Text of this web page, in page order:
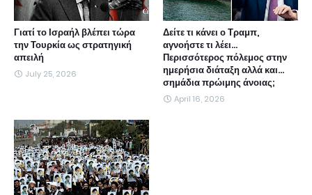
Γιατί το Ισραήλ βλέπει τώρα
την Τουρκία ως στρατηγική
απειλή
July 25, 2026
Δείτε τι κάνει ο Τραμπ,
αγνοήστε τι λέει...
Περισσότερος πόλεμος στην
ημερήσια διάταξη αλλά και...
σημάδια πρώιμης άνοιας;
April 16, 2026